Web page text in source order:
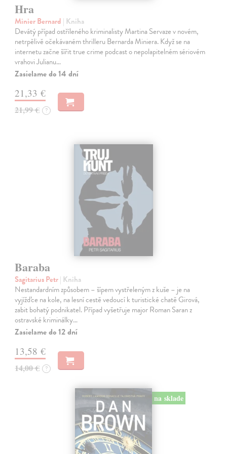
Hra
Minier Bernard | Kniha
Devátý případ ostříleného kriminalisty Martina Servaze v novém,
netrpělivě očekávaném thrilleru Bernarda Miniera. Když se na
internetu začne šířit true crime podcast o nepolapitelném sériovém
vrahovi Julianu…
Zasielame do 14 dní
21,33 €
21,99 € ?
Baraba
Sagitarius Petr| Kniha
Nestandardním způsobem – šípem vystřeleným z kuše – je na
vyjížďce na kole, na lesní cestě vedoucí k turistické chatě Girová,
zabit bohatý podnikatel. Případ vyšetřuje major Roman Saran z
ostravské kriminálky…
Zasielame do 12 dní
13,58 €
14,00 € ?
na sklade